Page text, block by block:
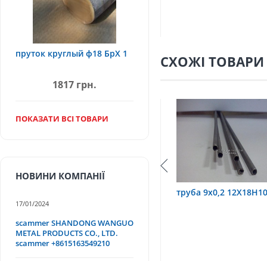
СХОЖІ ТОВАРИ
труба 9х0,2 12Х18Н10Т
пруток круглый ф18 БрХ 1
1817 грн.
ПОКАЗАТИ ВСІ ТОВАРИ
НОВИНИ КОМПАНІЇ
17/01/2024
scammer SHANDONG WANGUO
METAL PRODUCTS CO., LTD.
scammer +8615163549210